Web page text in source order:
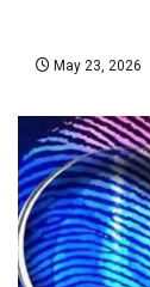
May 23, 2026